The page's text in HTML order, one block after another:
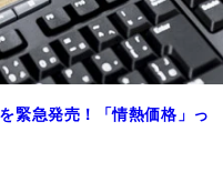
緊急発売！「情熱価格」っ